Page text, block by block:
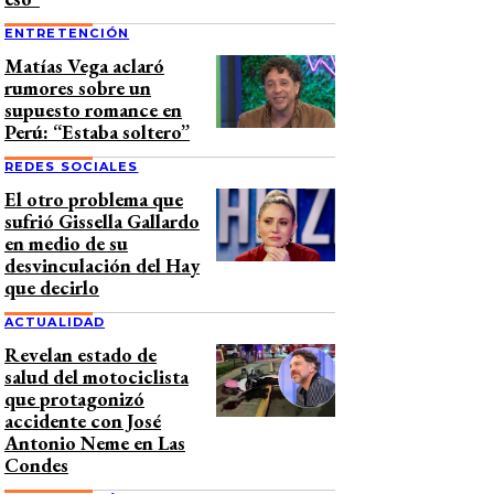
ENTRETENCIÓN
Matías Vega aclaró
rumores sobre un
supuesto romance en
Perú: “Estaba soltero”
REDES SOCIALES
El otro problema que
sufrió Gissella Gallardo
en medio de su
desvinculación del Hay
que decirlo
ACTUALIDAD
Revelan estado de
salud del motociclista
que protagonizó
accidente con José
Antonio Neme en Las
Condes